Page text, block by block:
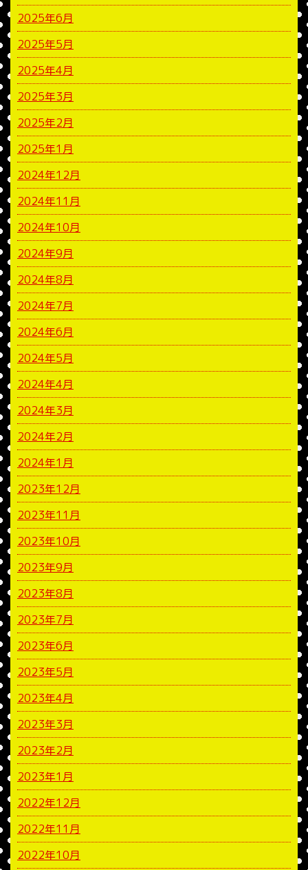
2025年6月
2025年5月
2025年4月
2025年3月
2025年2月
2025年1月
2024年12月
2024年11月
2024年10月
2024年9月
2024年8月
2024年7月
2024年6月
2024年5月
2024年4月
2024年3月
2024年2月
2024年1月
2023年12月
2023年11月
2023年10月
2023年9月
2023年8月
2023年7月
2023年6月
2023年5月
2023年4月
2023年3月
2023年2月
2023年1月
2022年12月
2022年11月
2022年10月